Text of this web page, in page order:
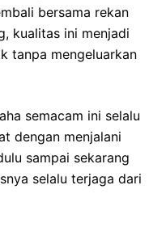
bersama rekan
kualitas ini menjadi
tanpa mengeluarkan
semacam ini selalu
dengan menjalani
sampai sekarang
selalu terjaga dari